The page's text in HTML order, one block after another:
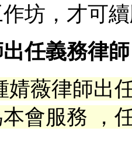
坊，才可
任義務律師
婧薇律師出
會服務 ，